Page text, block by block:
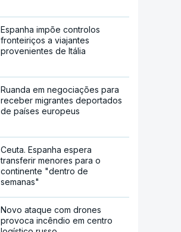
Espanha impõe controlos
fronteiriços a viajantes
provenientes de Itália
Ruanda em negociações para
receber migrantes deportados
de países europeus
Ceuta. Espanha espera
transferir menores para o
continente "dentro de
semanas"
Novo ataque com drones
provoca incêndio em centro